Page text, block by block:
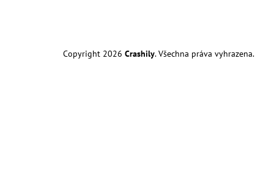
Copyright 2026 Crashily. Všechna práva vyhrazena.